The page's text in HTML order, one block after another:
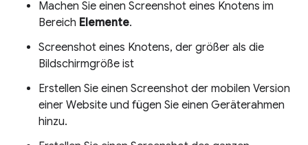
Machen Sie einen Screenshot eines Knotens im
Bereich Elemente.
Screenshot eines Knotens, der größer als die
Bildschirmgröße ist
Erstellen Sie einen Screenshot der mobilen Version
einer Website und fügen Sie einen Geräterahmen
hinzu.